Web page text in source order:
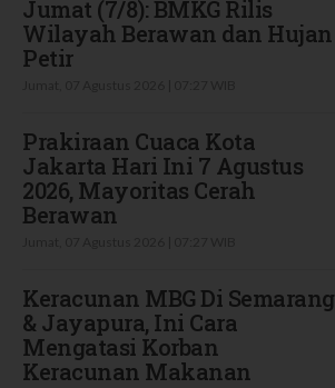
Jumat (7/8): BMKG Rilis
Wilayah Berawan dan Hujan
Petir
Prakiraan Cuaca Kota
Jakarta Hari Ini 7 Agustus
2026, Mayoritas Cerah
Berawan
Keracunan MBG Di Semarang
& Jayapura, Ini Cara
Mengatasi Korban
Keracunan Makanan